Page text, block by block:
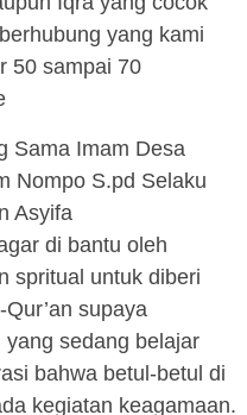
yang kami
50 sampai 70
Sama Imam Desa
Nompo S.pd Selaku
Asyifa
di bantu oleh
spritual untuk diberi
supaya
sedang belajar
bahwa betul-betul di
kegiatan keagamaan.